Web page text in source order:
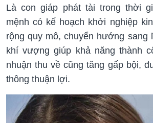
Là con giáp phát tài trong thời
mệnh có kế hoạch khởi nghiệp
rộng quy mô, chuyển hướng sang
khí vượng giúp khả năng thành
nhuận thu về cũng tăng gấp bội,
thông thuận lợi.